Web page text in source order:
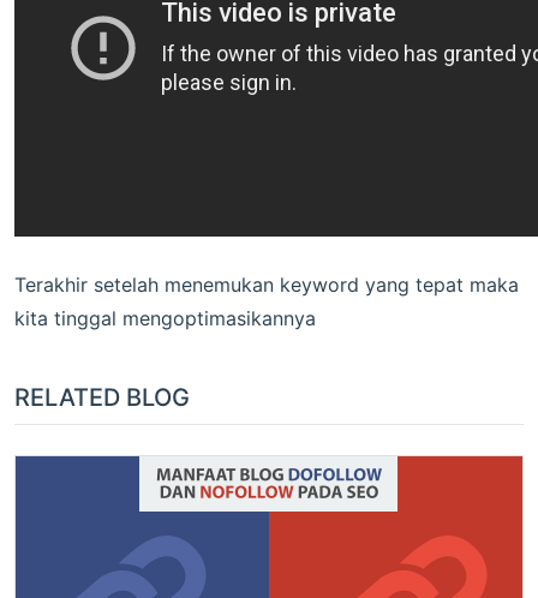
Terakhir setelah menemukan keyword yang tepat maka
kita tinggal mengoptimasikannya
RELATED BLOG